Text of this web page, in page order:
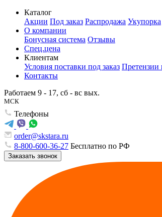
Каталог
Акции Под заказ Распродажа Укупорка
О компании
Бонусная система Отзывы
Спец.цена
Клиентам
Условия поставки под заказ Претензии
Контакты
Работаем 9 - 17, сб - вс вых.
МСК
Телефоны
order@skstara.ru
8-800-600-36-27 Бесплатно по РФ
Заказать звонок